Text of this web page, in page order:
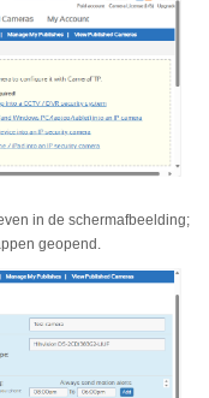
in de schermafbeelding;
geopend.